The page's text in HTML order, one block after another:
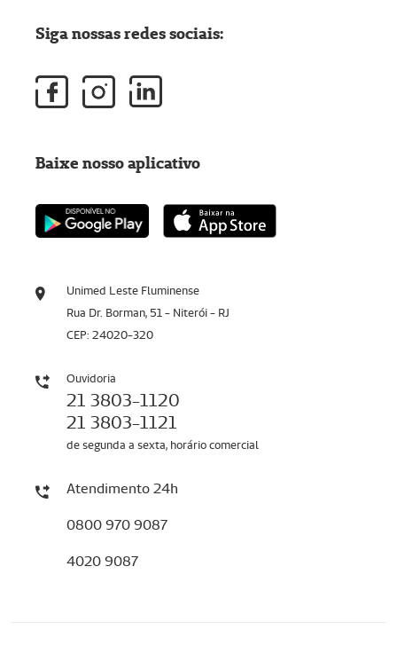
Unimed Leste Fluminense
Rua Dr. Borman, 51 - Niterói - RJ
CEP: 24020-320
Ouvidoria
21 3803-1120
21 3803-1121
de segunda a sexta, horário comercial
Atendimento 24h
0800 970 9087
4020 9087
Siga nossas redes sociais:
Baixe nosso aplicativo